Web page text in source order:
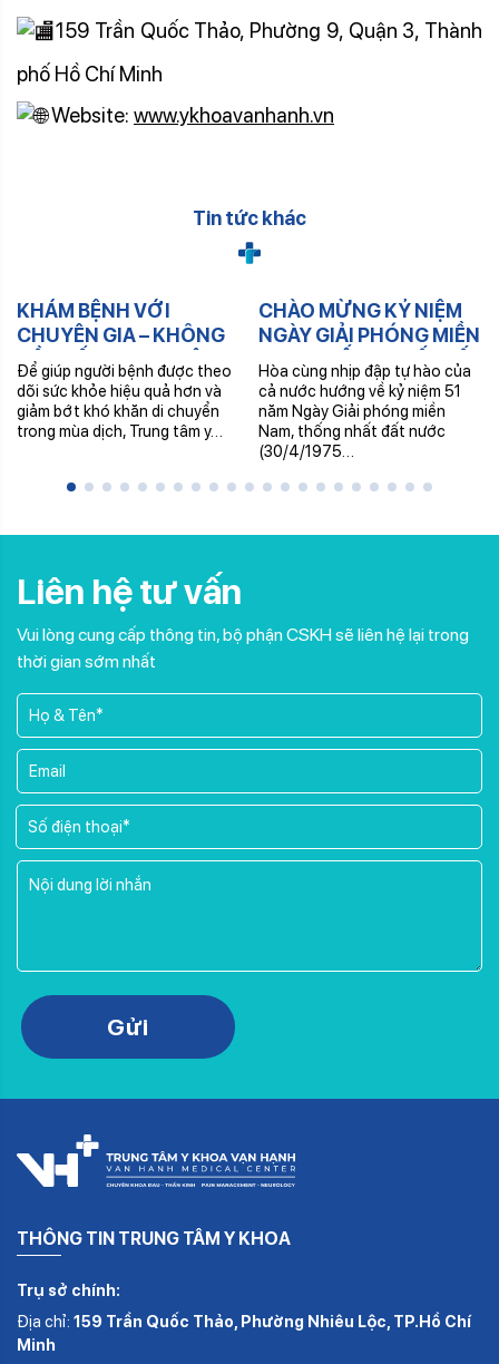
159 Trần Quốc Thảo, Phường 9, Quận 3, Thành
phố Hồ Chí Minh
Website: www.ykhoavanhanh.vn
Tin tức khác
KHÁM BỆNH VỚI
CHUYÊN GIA – KHÔNG
CẦN ĐẾN TRUNG TÂM –
NHẬN THUỐC TRONG
NGÀY
Để giúp người bệnh được theo
dõi sức khỏe hiệu quả hơn và
giảm bớt khó khăn di chuyển
trong mùa dịch, Trung tâm y…
CHÀO MỪNG KỶ NIỆM
NGÀY GIẢI PHÓNG MIỀN
NAM, THỐNG NHẤT ĐẤT
NƯỚC 30/4 & QUỐC TẾ
LAO ĐỘNG 1/5
Hòa cùng nhịp đập tự hào của
cả nước hướng về kỷ niệm 51
năm Ngày Giải phóng miền
Nam, thống nhất đất nước
(30/4/1975…
THÔNG TIN TRUNG TÂM Y KHOA
Trụ sở chính:
Địa chỉ: 159 Trần Quốc Thảo, Phường Nhiêu Lộc, TP.Hồ Chí
Minh
Liên hệ tư vấn
Vui lòng cung cấp thông tin, bộ phận CSKH sẽ liên hệ lại trong
thời gian sớm nhất
Please leave this field empty.
Gửi